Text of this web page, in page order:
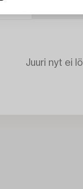
Juuri nyt ei